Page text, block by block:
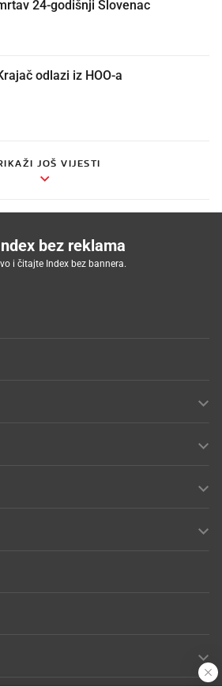
24-godišnji Slovenac
odlazi iz HOO-a
JOŠ VIJESTI
bez reklama
i čitajte Index bez bannera.